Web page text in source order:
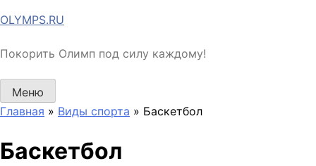
Перейти
содержимому
OLYMPS.RU
Покорить Олимп под силу каждому!
Меню
Главная » Виды спорта » Баскетбол
Баскетбол